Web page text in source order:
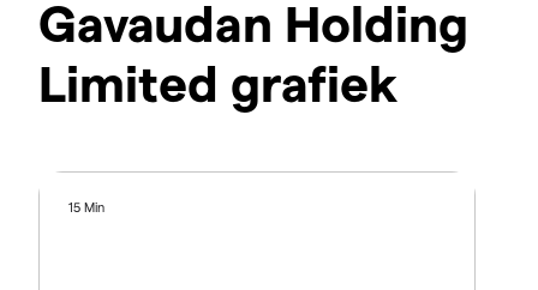
Gavaudan Holding
Limited grafiek
15 Min